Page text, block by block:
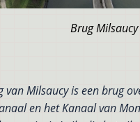
Brug Milsaucy
van Milsaucy is een brug
en het Kanaal van